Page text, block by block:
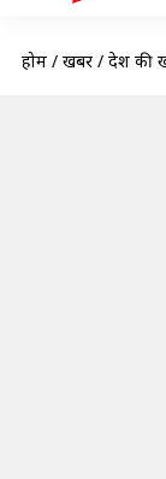
होम / खबरें / देश की